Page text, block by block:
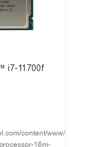
i7-11700f
content/www/us/
16m-